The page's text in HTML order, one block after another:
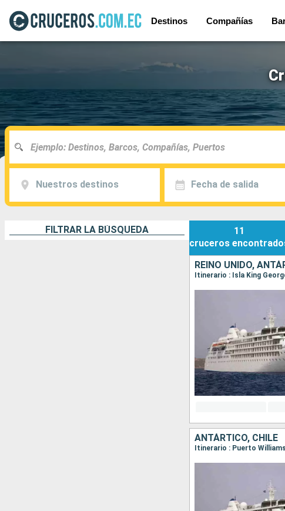
Destinos Compañías
Nuestros destinos Fecha de salida
FILTRAR LA BÚSQUEDA
11
cruceros
REINO UNIDO,
Itinerario : Isla King
ANTÁRTICO, CHILE